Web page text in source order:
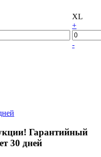
XL
+
-
Гарантийный
30 дней